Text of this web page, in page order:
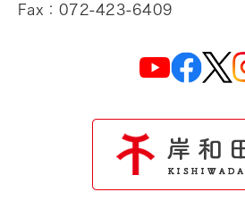
Fax：072-423-6409